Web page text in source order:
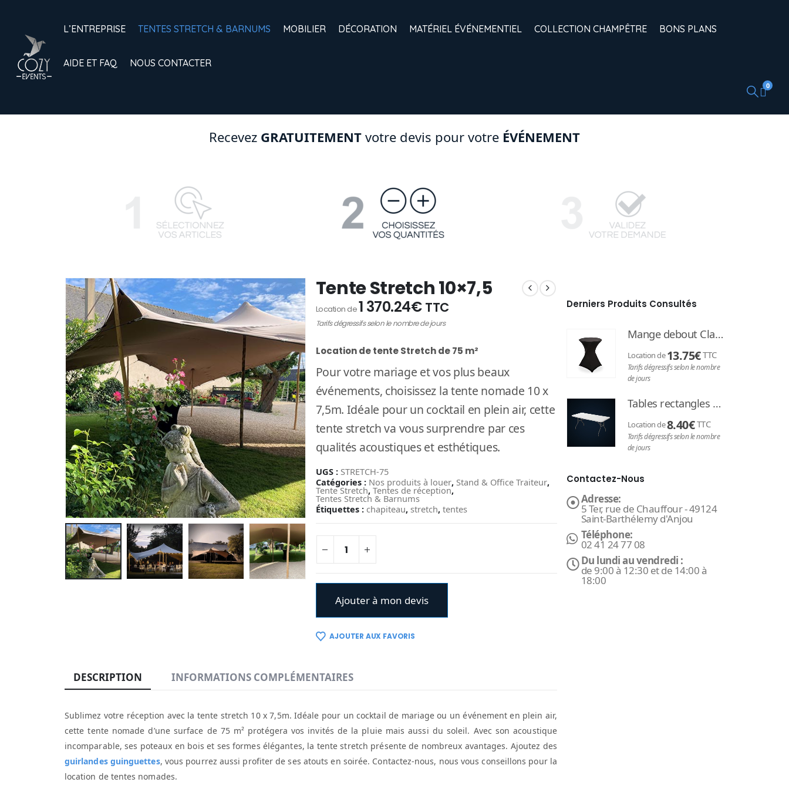
L’ENTREPRISE TENTES STRETCH & BARNUMS MOBILIER DÉCORATION MATÉRIEL ÉVÉNEMENTIEL COLLECTION CHAMPÊTRE BONS PLANS
AIDE ET FAQ NOUS CONTACTER
0
Recevez GRATUITEMENTvotre devis pour votre ÉVÉNEMENT
Tente Stretch 10×7,5
Location de1 370.24€ TTC
Tarifs dégressifs selon le nombre de jours
Location de tente Stretch de 75 m²
Pour votre mariage et vos plus beaux
événements, choisissez la tente nomade 10 x
7,5m. Idéale pour un cocktail en plein air, cette
tente stretch va vous surprendre par ces
qualités acoustiques et esthétiques.
UGS : STRETCH-75
Catégories : Nos produits à louer, Stand & Office Traiteur,
Tente Stretch, Tentes de réception,
Tentes Stretch & Barnums
Étiquettes : chapiteau, stretch, tentes
Ajouter à mon devis
AJOUTER AUX FAVORIS
DESCRIPTION INFORMATIONS COMPLÉMENTAIRES
Sublimez votre réception avec la tente stretch 10 x 7,5m. Idéale pour un cocktail de mariage ou un événement en plein air,
cette tente nomade d’une surface de 75 m² protégera vos invités de la pluie mais aussi du soleil. Avec son acoustique
incomparable, ses poteaux en bois et ses formes élégantes, la tente stretch présente de nombreux avantages. Ajoutez des
guirlandes guinguettes, vous pourrez aussi profiter de ses atouts en soirée. Contactez-nous, nous vous conseillons pour la
location de tentes nomades.
Derniers Produits Consultés
Mange debout Classic
Location de13.75€TTC
Tarifs dégressifs selon le nombre
de jours
Tables rectangles 183 cm
Location de8.40€TTC
Tarifs dégressifs selon le nombre
de jours
Contactez-Nous
Adresse:
5 Ter, rue de Chauffour - 49124
Saint-Barthélemy d'Anjou
Téléphone:
02 41 24 77 08
Du lundi au vendredi :
de 9:00 à 12:30 et de 14:00 à
18:00